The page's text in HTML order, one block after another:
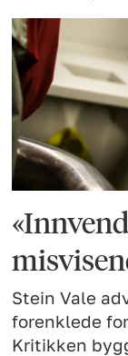
Stein Vale
forenklede
Kritikken